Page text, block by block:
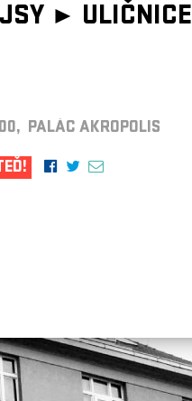
► ULIČNICE
PALÁC AKROPOLIS